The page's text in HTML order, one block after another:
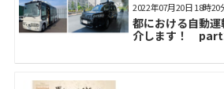
都における自動
介します！
2022年07月20日 18時20